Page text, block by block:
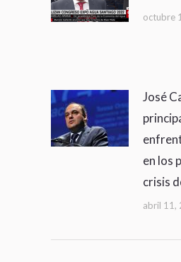
octubre
José
en los
crisis
abril 11,